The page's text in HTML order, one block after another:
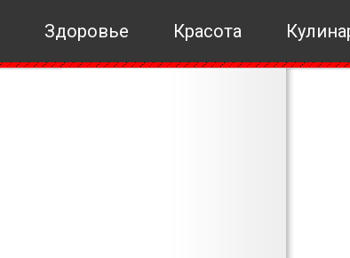
Здоровье Красота